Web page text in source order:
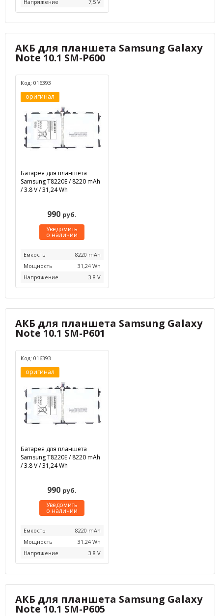
Напряжение 7,5 V
АКБ для планшета Samsung Galaxy
Note 10.1 SM-P600
Код: 016393
оригинал
Батарея для планшета
Samsung T8220E / 8220 mAh
/ 3.8 V / 31,24 Wh
990 руб.
Уведомить
о наличии
Емкость
8220 mAh
Мощность
31,24 Wh
Напряжение
3.8 V
АКБ для планшета Samsung Galaxy
Note 10.1 SM-P601
Код: 016393
оригинал
Батарея для планшета
Samsung T8220E / 8220 mAh
/ 3.8 V / 31,24 Wh
990 руб.
Уведомить
о наличии
Емкость
8220 mAh
Мощность
31,24 Wh
Напряжение
3.8 V
АКБ для планшета Samsung Galaxy
Note 10.1 SM-P605